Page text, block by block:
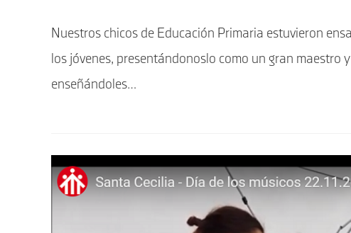
entrada:
entrada:
Nuestros chicos de Educación Primaria estuvieron
los jóvenes, presentándonoslo como un gran maestro
enseñándoles…